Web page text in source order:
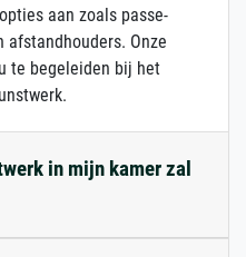
aan zoals passe-
afstandhouders. Onze
te begeleiden bij het
in mijn kamer zal